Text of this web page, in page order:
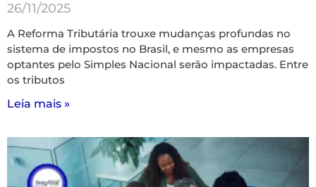
26/11/2025
A Reforma Tributária trouxe mudanças profundas no
sistema de impostos no Brasil, e mesmo as empresas
optantes pelo Simples Nacional serão impactadas. Entre
os tributos
Leia mais »